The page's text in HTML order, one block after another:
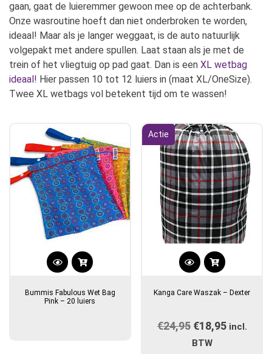
gaan, gaat de luieremmer gewoon mee op de achterbank.
Onze wasroutine hoeft dan niet onderbroken te worden,
ideaal! Maar als je langer weggaat, is de auto natuurlijk
volgepakt met andere spullen. Laat staan als je met de
trein of het vliegtuig op pad gaat. Dan is een XL wetbag
ideaal! Hier passen 10 tot 12 luiers in (maat XL/OneSize).
Twee XL wetbags vol betekent tijd om te wassen!
Bummis Fabulous Wet Bag
Pink – 20 luiers
Actie
Kanga Care Waszak – Dexter
€24,95
prijs
€18,95Huidige
incl.
BTW